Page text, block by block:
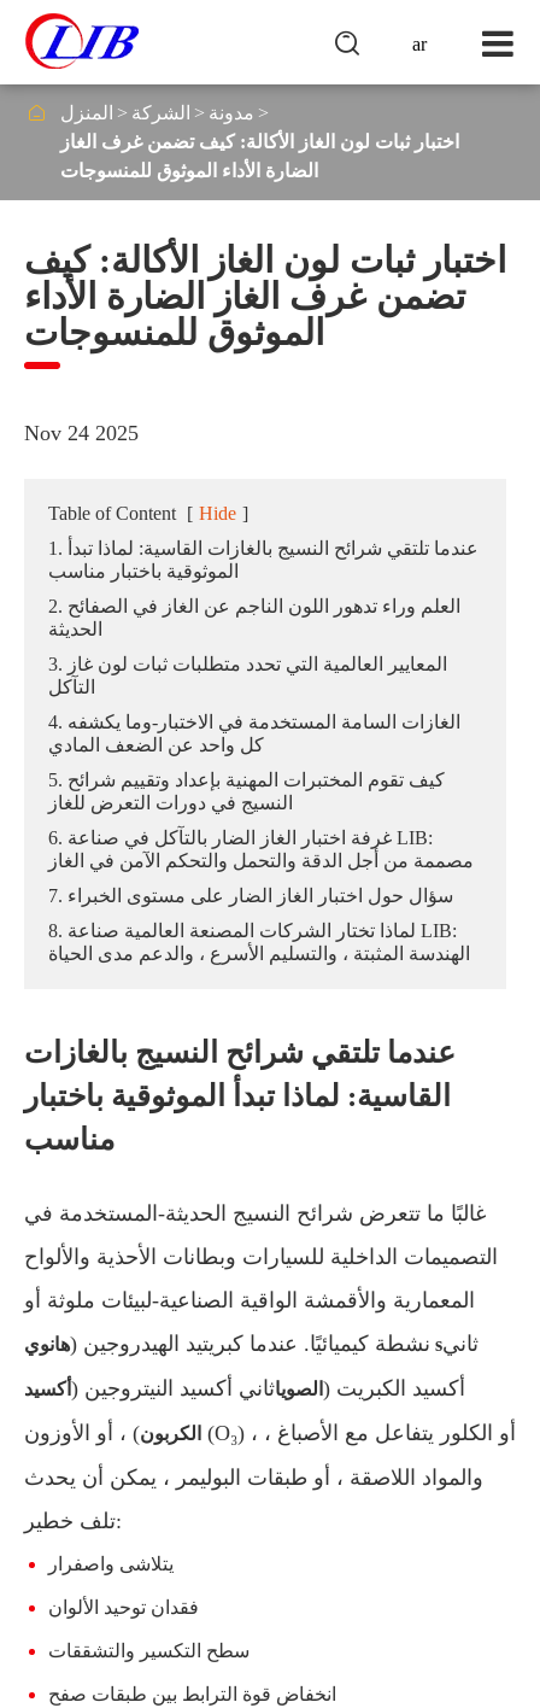
ar

 المنزل الشركة
مدونة
اختبار ثبات لون الغاز الأكالة: كيف تضمن غرف الغاز
الضارة الأداء الموثوق للمنسوجات
اختبار ثبات لون الغاز الأكالة: كيف
تضمن غرف الغاز الضارة الأداء
الموثوق للمنسوجات
Nov 24 2025
Table of Content [ Hide ]
1. عندما تلتقي شرائح النسيج بالغازات القاسية: لماذا تبدأ
الموثوقية باختبار مناسب
2. العلم وراء تدهور اللون الناجم عن الغاز في الصفائح
الحديثة
3. المعايير العالمية التي تحدد متطلبات ثبات لون غاز
التآكل
4. الغازات السامة المستخدمة في الاختبار-وما يكشفه
كل واحد عن الضعف المادي
5. كيف تقوم المختبرات المهنية بإعداد وتقييم شرائح
النسيج في دورات التعرض للغاز
6. غرفة اختبار الغاز الضار بالتآكل في صناعة LIB:
مصممة من أجل الدقة والتحمل والتحكم الآمن في الغاز
7. سؤال حول اختبار الغاز الضار على مستوى الخبراء
8. لماذا تختار الشركات المصنعة العالمية صناعة LIB:
الهندسة المثبتة ، والتسليم الأسرع ، والدعم مدى الحياة
عندما تلتقي شرائح النسيج بالغازات
القاسية: لماذا تبدأ الموثوقية باختبار
مناسب
غالبًا ما تتعرض شرائح النسيج الحديثة-المستخدمة في
التصميمات الداخلية للسيارات وبطانات الأحذية والألواح
المعمارية والأقمشة الواقية الصناعية-لبيئات ملوثة أو
نشطة كيميائيًا. عندما كبريتيد الهيدروجين ( هانوي sثاني
أكسيد الكبريت ( الصوياثاني أكسيد النيتروجين (أكسيد
الكربون) ، أو الأوزون (O₃) ، أو الكلور يتفاعل مع الأصباغ ،
والمواد اللاصقة ، أو طبقات البوليمر ، يمكن أن يحدث
تلف خطير:
يتلاشى واصفرار
فقدان توحيد الألوان
سطح التكسير والتشققات
انخفاض قوة الترابط بين طبقات صفح